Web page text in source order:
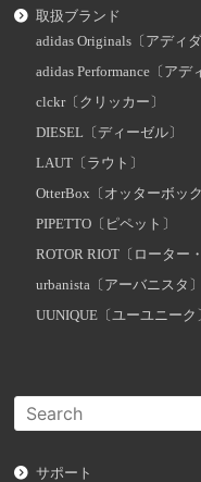
取扱ブランド
adidas Originals〔アディ
adidas Performance〔アデ
clckr〔クリッカー〕
DIESEL〔ディーゼル〕
LAUT〔ラウト〕
OtterBox〔オッターボック
PIPETTO〔ピペット〕
ROTOR RIOT〔ローター
urbanista〔アーバニスタ〕
UUNIQUE〔ユーユニーク
サポート